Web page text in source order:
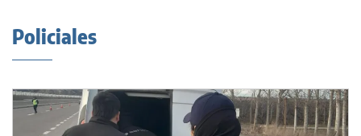
Policiales